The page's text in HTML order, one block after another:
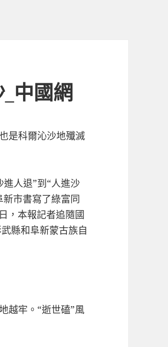
中國網
是科爾沁沙地殲滅
人退”到“人進沙
市書寫了綠富同
，本報記者追隨國
縣和阜新蒙古族自
越牢。“逝世磕”風